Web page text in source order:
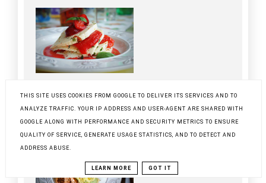
KUCHNIA WŁOSKA
THIS SITE USES COOKIES FROM GOOGLE TO DELIVER ITS SERVICES AND TO
ANALYZE TRAFFIC. YOUR IP ADDRESS AND USER-AGENT ARE SHARED WITH
GOOGLE ALONG WITH PERFORMANCE AND SECURITY METRICS TO ENSURE
QUALITY OF SERVICE, GENERATE USAGE STATISTICS, AND TO DETECT AND
ADDRESS ABUSE.
LEARN MORE GOT IT